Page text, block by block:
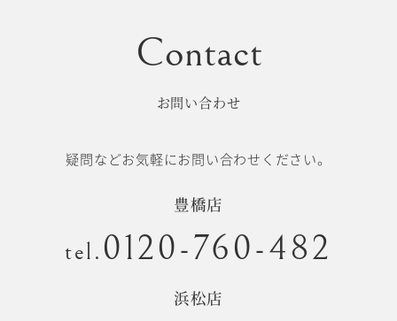
お問い合わせ
疑問などお気軽にお問い合わせください。
豊橋店
tel. 0120-760-482
浜松店